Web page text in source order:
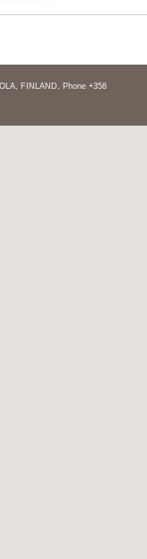
FINLAND, Phone +358